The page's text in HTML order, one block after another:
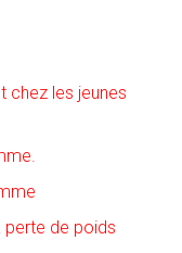
chez les jeunes
perte de poids